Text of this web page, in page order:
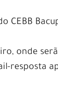
onde
resposta